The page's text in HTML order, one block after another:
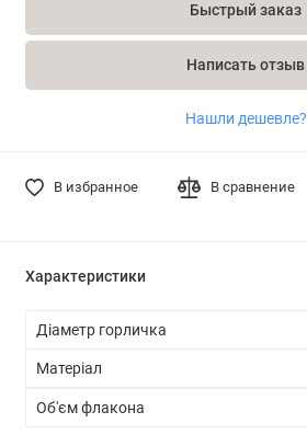
Быстрый заказ
Написать отзыв
Нашли дешевле?
В избранное В сравнение
Характеристики
Діаметр горличка
Матеріал
Об'єм флакона